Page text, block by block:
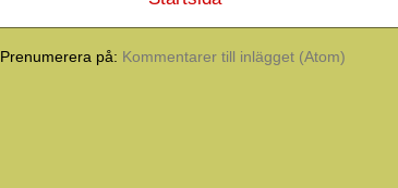
Prenumerera på: Kommentarer till inlägget (Atom)